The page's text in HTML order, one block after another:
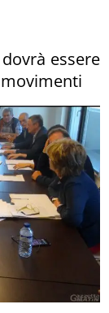
essere